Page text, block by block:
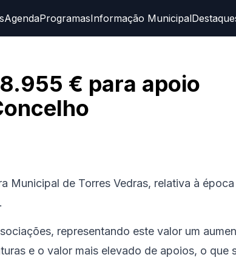
AgendaProgramasInformação Municipal
€ para apoio
Municipal de Torres Vedras, relativa à
representando este valor um
e o valor mais elevado de apoios, o que